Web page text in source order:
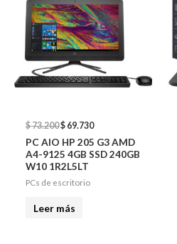
$73.200$ 69.730
PC AIO HP 205 G3 AMD
A4-9125 4GB SSD 240GB
W10 1R2L5LT
PCs de escritorio
Leer más